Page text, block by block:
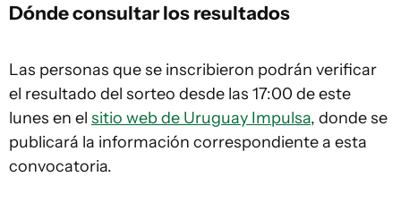
Dónde consultar los resultados
Las personas que se inscribieron podrán verificar
el resultado del sorteo desde las 17:00 de este
lunes en el sitio web de Uruguay Impulsa, donde se
publicará la información correspondiente a esta
convocatoria.